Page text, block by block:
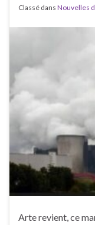
Classé dans Nouvelles
Arte revient, ce